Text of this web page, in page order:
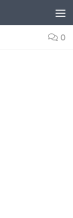
0